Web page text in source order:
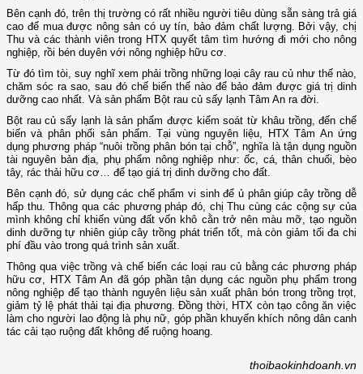
Bên cạnh đó, trên thị trường có rất nhiều người tiêu dùng sẵn sàng trả giá
cao để mua được nông sản có uy tín, bảo đảm chất lượng. Bởi vậy, chị
Thu và các thành viên trong HTX quyết tâm tìm hướng đi mới cho nông
nghiệp, rồi bén duyên với nông nghiệp hữu cơ.
Từ đó tìm tòi, suy nghĩ xem phải trồng những loại cây rau củ như thế nào,
chăm sóc ra sao, sau đó chế biến thế nào để bảo đảm được giá trị dinh
dưỡng cao nhất. Và sản phẩm Bột rau củ sấy lạnh Tâm An ra đời.
Bột rau củ sấy lạnh là sản phẩm được kiểm soát từ khâu trồng, đến chế
biến và phân phối sản phẩm. Tại vùng nguyên liệu, HTX Tâm An ứng
dụng phương pháp “nuôi trồng phân bón tại chỗ”, nghĩa là tận dụng nguồn
tài nguyên bản địa, phụ phẩm nông nghiệp như: ốc, cá, thân chuối, bèo
tây, rác thải hữu cơ… để tạo giá trị dinh dưỡng cho đất.
Bên cạnh đó, sử dụng các chế phẩm vi sinh để ủ phân giúp cây trồng dễ
hấp thu. Thông qua các phương pháp đó, chị Thu cùng các cộng sự của
mình không chỉ khiến vùng đất vốn khô cằn trở nên màu mỡ, tạo nguồn
dinh dưỡng tự nhiên giúp cây trồng phát triển tốt, mà còn giảm tối đa chi
phí đầu vào trong quá trình sản xuất.
Thông qua việc trồng và chế biến các loại rau củ bằng các phương pháp
hữu cơ, HTX Tâm An đã góp phần tận dụng các nguồn phụ phẩm trong
nông nghiệp để tạo thành nguyên liệu sản xuất phân bón trong trồng trọt,
giảm tỷ lệ phát thải tại địa phương. Đồng thời, HTX còn tạo công ăn việc
làm cho người lao động là phụ nữ, góp phần khuyến khích nông dân canh
tác cải tạo ruộng đất không để ruộng hoang.
thoibaokinhdoanh.vn